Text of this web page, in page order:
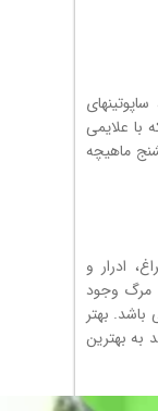
با علایمی
ماهیچه
ادرار و
مرگ وجود
بهتر
به بهترین